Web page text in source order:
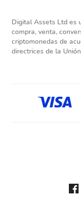
Digital Assets Ltd es
compra, venta,
criptomonedas de
directrices de la